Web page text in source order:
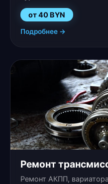
от 40 BYN
Подробнее →
Ремонт
Ремонт АКПП,